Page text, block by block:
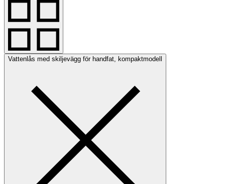
Vattenlås med skiljevägg för handfat, kompaktmodell